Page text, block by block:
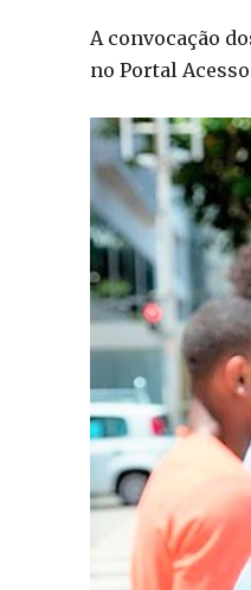
A convocação
no Portal